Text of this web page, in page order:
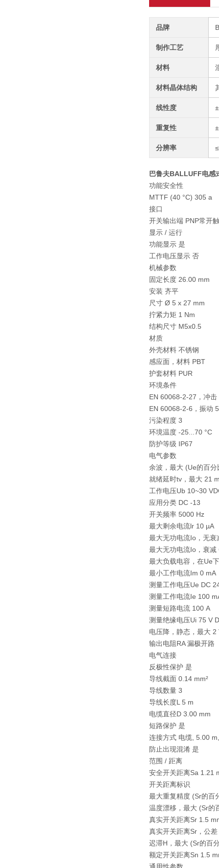
品牌
制作工艺
材料
材料晶体结构
线性度
重复性
分辨率
巴鲁夫BALLUFF电感
功能安全性
MTTF (40 °C) 305 a
接口
开关输出端 PNP常开
显示 / 运行
功能显示 是
工作电压显示 否
机械参数
固定长度 26.00 mm
安装 齐平
尺寸 Ø 5 x 27 mm
拧紧力矩 1 Nm
结构尺寸 M5x0.5
材质
外壳材料 不锈钢
感应面，材料 PBT
护套材料 PUR
环境条件
EN 60068-2-27，冲
EN 60068-2-6，振动
污染程度 3
环境温度 -25...70 °C
防护等级 IP67
电气参数
余波，最大 (Ue的百分
就绪延时tv，最大 21
工作电压Ub 10~30
应用分类 DC -13
开关频率 5000 Hz
最大剩余电流lr 10 µA
最大无功电流Io，无衰
最大无功电流Io，衰减
最大负载电容，在Ue
最小工作电流Im 0 mA
测量工作电压Ue DC
测量工作电流Ie 100
测量短路电流 100 A
测量绝缘电压Ui 75 V
电压降，静态，最大 2
输出电阻RA 漏极开路
电气连接
反极性保护 是
导线截面 0.14 mm²
导线数量 3
导线长度L 5 m
电缆直径D 3.00 mm
短路保护 是
连接方式 电缆, 5.00
防止出现混淆 是
范围 / 距离
安全开关距离Sa 1.21
开关距离标识
最大重复精度 (Sr的百
温度漂移，最大 (Sr的
真实开关距离Sr 1.5
真实开关距离Sr，公
迟滞H，最大 (Sr的百
额定开关距离Sn 1.5